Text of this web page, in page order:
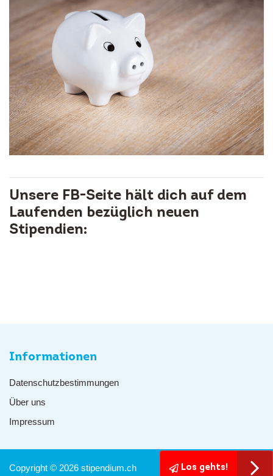
Unsere FB-Seite hält dich auf dem
Laufenden bezüglich neuen
Stipendien:
Informationen
Datenschutzbestimmungen
Über uns
Impressum
Los gehts!
Copyright © 2026 stipendium.ch